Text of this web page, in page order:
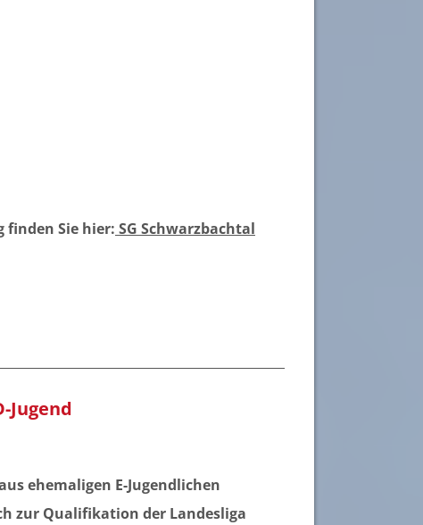
finden Sie hier: SG Schwarzbachtal
Jugend
ehemaligen E-Jugendlichen
zur Qualifikation der Landesliga